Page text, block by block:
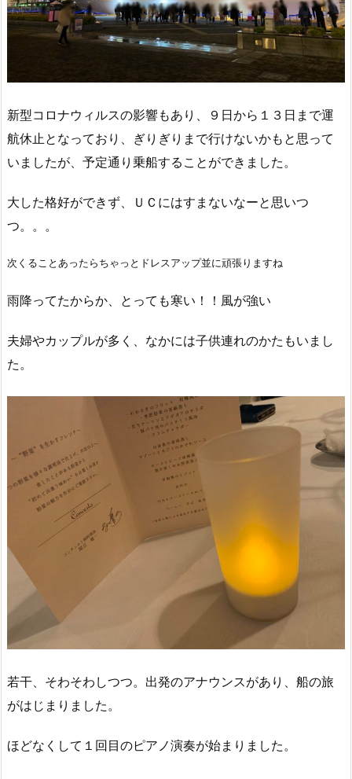
新型コロナウィルスの影響もあり、９日から１３日まで運
航休止となっており、ぎりぎりまで行けないかもと思って
いましたが、予定通り乗船することができました。
大した格好ができず、ＵＣにはすまないなーと思いつ
つ。。。
次くることあったらちゃっとドレスアップ並に頑張りますね
雨降ってたからか、とっても寒い！！風が強い
夫婦やカップルが多く、なかには子供連れのかたもいまし
た。
若干、そわそわしつつ。出発のアナウンスがあり、船の旅
がはじまりました。
ほどなくして１回目のピアノ演奏が始まりました。